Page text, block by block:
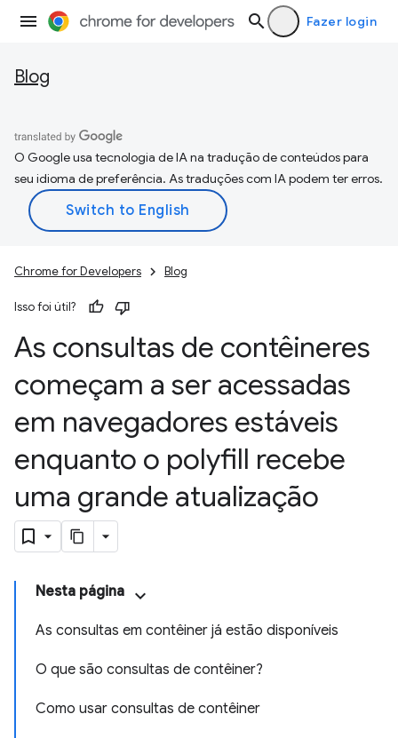
Fazer login
Blog
O Google usa tecnologia de IA na tradução de conteúdos para
seu idioma de preferência. As traduções com IA podem ter erros.
Chrome for Developers Blog
Isso foi útil?
As consultas de contêineres
começam a ser acessadas
em navegadores estáveis
enquanto o polyfill recebe
uma grande atualização
Nesta página
As consultas em contêiner já estão disponíveis
O que são consultas de contêiner?
Como usar consultas de contêiner